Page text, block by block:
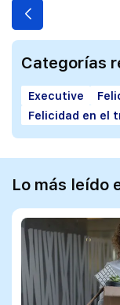
Categorías
Executive
Felicidad en el
Lo más leído